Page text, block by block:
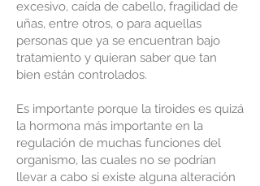
excesivo, caída de cabello, fragilidad de
uñas, entre otros, o para aquellas
personas que ya se encuentran bajo
tratamiento y quieran saber que tan
bien están controlados.
Es importante porque la tiroides es quizá
la hormona más importante en la
regulación de muchas funciones del
organismo, las cuales no se podrían
llevar a cabo si existe alguna alteración